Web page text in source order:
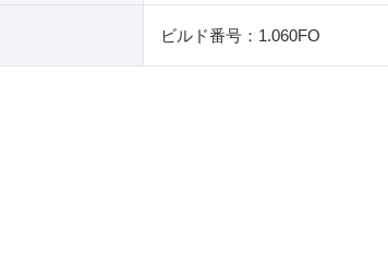
ビルド番号：1.060FO